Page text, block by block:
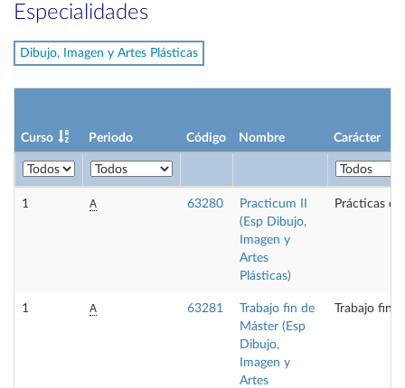
Especialidades
Dibujo, Imagen y Artes Plásticas
Curso Periodo Código Nombre Carácter
1 A 63280
Practicum II
(Esp Dibujo,
Imagen y
Artes
Plásticas)
Prácticas
1 A 63281
Trabajo fin de
Máster (Esp
Dibujo,
Imagen y
Artes
Trabajo fin